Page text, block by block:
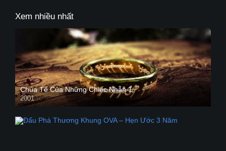
Xem nhiều nhất
Chúa Tể Của Những Chiếc Nhẫn 1
2001